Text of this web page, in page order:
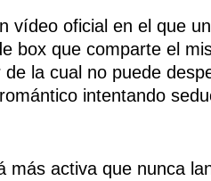
vídeo oficial en el que
box que comparte el
la cual no puede
intentando
más activa que nunca